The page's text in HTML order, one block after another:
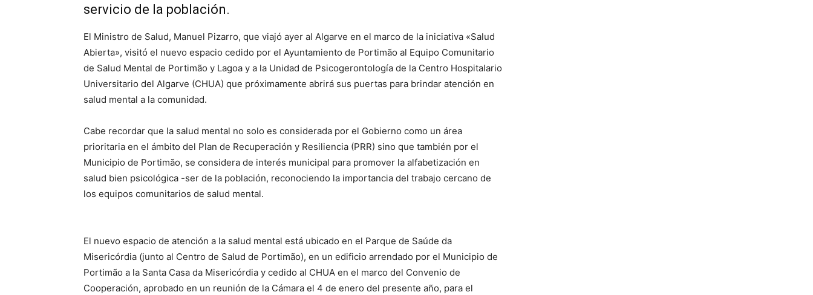
servicio de la población.
El Ministro de Salud, Manuel Pizarro, que viajó ayer al Algarve en el marco de la iniciativa «Salud
Abierta», visitó el nuevo espacio cedido por el Ayuntamiento de Portimão al Equipo Comunitario
de Salud Mental de Portimão y Lagoa y a la Unidad de Psicogerontología de la Centro Hospitalario
Universitario del Algarve (CHUA) que próximamente abrirá sus puertas para brindar atención en
salud mental a la comunidad.
Cabe recordar que la salud mental no solo es considerada por el Gobierno como un área
prioritaria en el ámbito del Plan de Recuperación y Resiliencia (PRR) sino que también por el
Municipio de Portimão, se considera de interés municipal para promover la alfabetización en
salud bien psicológica -ser de la población, reconociendo la importancia del trabajo cercano de
los equipos comunitarios de salud mental.
El nuevo espacio de atención a la salud mental está ubicado en el Parque de Saúde da
Misericórdia (junto al Centro de Salud de Portimão), en un edificio arrendado por el Municipio de
Portimão a la Santa Casa da Misericórdia y cedido al CHUA en el marco del Convenio de
Cooperación, aprobado en un reunión de la Cámara el 4 de enero del presente año, para el